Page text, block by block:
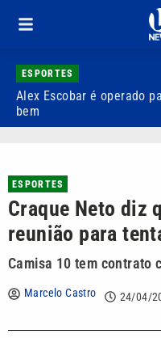
ESPORTES
Alex Escobar é operado
bem
ESPORTES
Craque Neto diz
reunião para
Camisa 10 tem contrato
Marcelo Castro 24/04/